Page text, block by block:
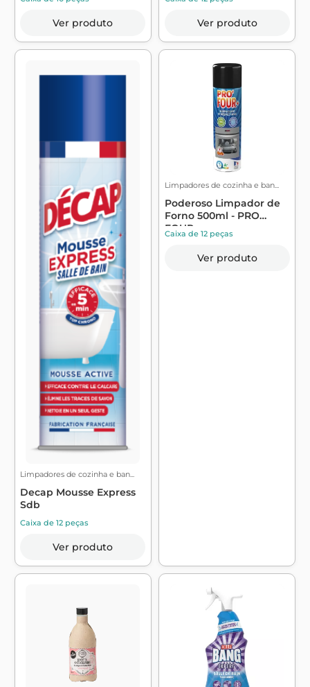
Ver produto Ver produto
Limpadores de cozinha e ban...
Decap Mousse Express
Sdb
Caixa de 12 peças
Ver produto
Limpadores de cozinha e ban...
Poderoso Limpador de
Forno 500ml - PRO
FOUR
Caixa de 12 peças
Ver produto